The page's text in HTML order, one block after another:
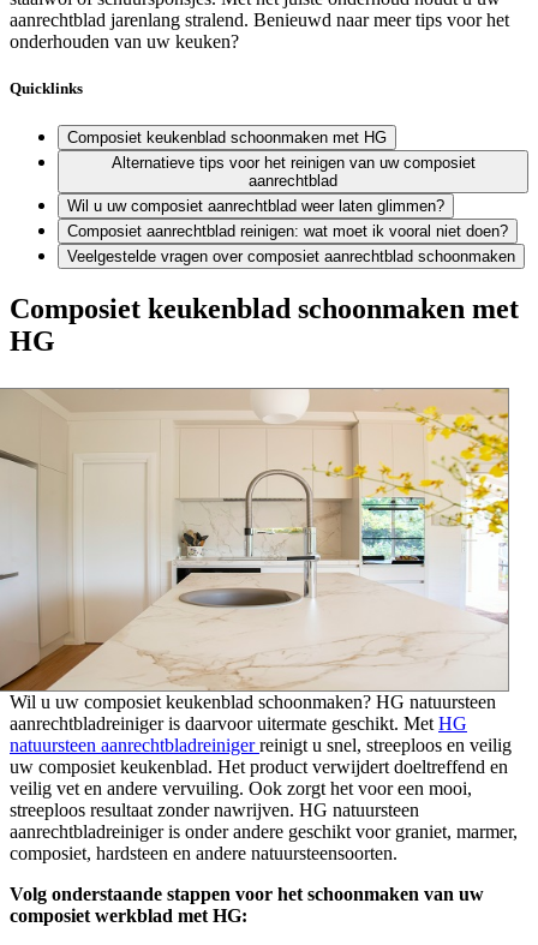
aanrechtblad jarenlang stralend. Benieuwd naar meer tips voor het
onderhouden van uw keuken?
Quicklinks
Composiet keukenblad schoonmaken met HG
Alternatieve tips voor het reinigen van uw composiet
aanrechtblad
Wil u uw composiet aanrechtblad weer laten glimmen?
Composiet aanrechtblad reinigen: wat moet ik vooral niet doen?
Veelgestelde vragen over composiet aanrechtblad schoonmaken
Composiet keukenblad schoonmaken met
HG
Wil u uw composiet keukenblad schoonmaken? HG natuursteen
aanrechtbladreiniger is daarvoor uitermate geschikt. Met HG
natuursteen aanrechtbladreinigerreinigt u snel, streeploos en veilig
uw composiet keukenblad. Het product verwijdert doeltreffend en
veilig vet en andere vervuiling. Ook zorgt het voor een mooi,
streeploos resultaat zonder nawrijven. HG natuursteen
aanrechtbladreiniger is onder andere geschikt voor graniet, marmer,
composiet, hardsteen en andere natuursteensoorten.
Volg onderstaande stappen voor het schoonmaken van uw
composiet werkblad met HG: